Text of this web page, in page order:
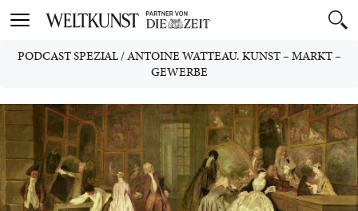
Toggle
PODCAST SPEZIAL/ANTOINE WATTEAU. KUNST – MARKT –
GEWERBE